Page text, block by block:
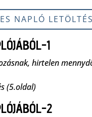
NAPLÓ
1
hirtelen
(5.oldal)
2